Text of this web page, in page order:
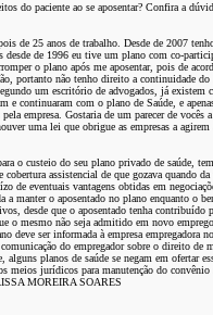
do paciente ao se aposentar? Confira a
de 25 anos de trabalho. Desde de 2007
desde de 1996 eu tive um plano com co-
o plano após me aposentar, pois de
portanto não tenho direito a continuidade
um escritório de advogados, já existem
e continuaram com o plano de Saúde, e
pela empresa. Gostaria de um parecer de vocês
uma lei que obrigue as empresas a
o custeio do seu plano privado de saúde,
cobertura assistencial de que gozava quando
de eventuais vantagens obtidas em
a manter o aposentado no plano enquanto o
desde que o aposentado tenha contribuído
o mesmo não seja admitido em novo
deve ser informada à empresa empregadora
do empregador sobre o direito de
planos de saúde se negam em ofertar
meios jurídicos para manutenção do convênio
MOREIRA SOARES